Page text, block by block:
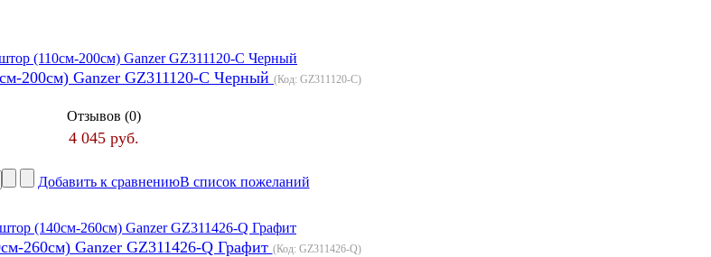
200см) Ganzer GZ311120-C Черный (Код: GZ311120-C)
Отзывов (0)
4 045 руб.
Добавить к сравнениюВ список пожеланий
260см) Ganzer GZ311426-Q Графит (Код: GZ311426-Q)